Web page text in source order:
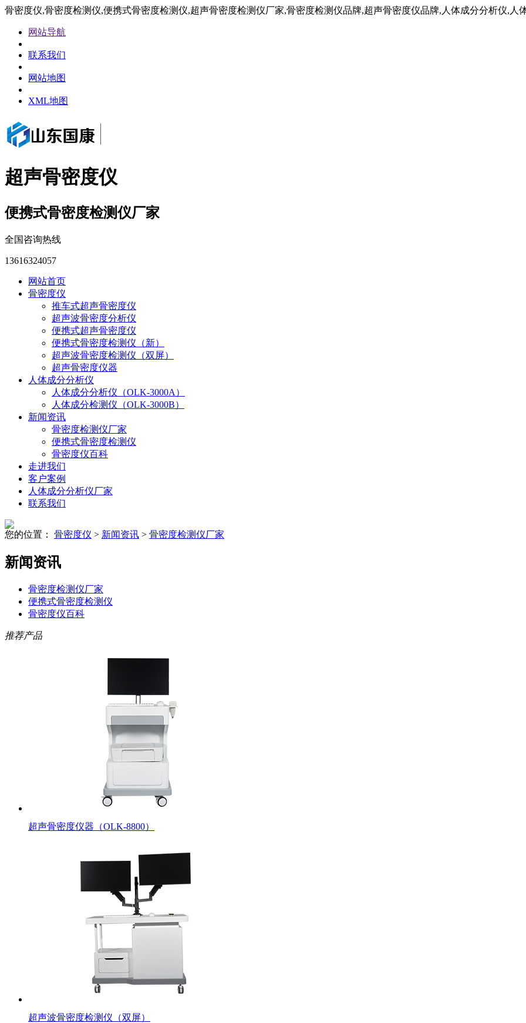
骨密度仪,骨密度检测仪,便携式骨密度检测仪,超声骨密度检测仪厂家,骨密度检测仪品牌,超声骨密度仪品牌,人体成分分析仪,人
网站导航
联系我们
网站地图
XML地图
超声骨密度仪
便携式骨密度检测仪厂家
全国咨询热线
13616324057
网站首页
骨密度仪
推车式超声骨密度仪
超声波骨密度分析仪
便携式超声骨密度仪
便携式骨密度检测仪（新）
超声波骨密度检测仪（双屏）
超声骨密度仪器
人体成分分析仪
人体成分分析仪（OLK-3000A）
人体成分检测仪（OLK-3000B）
新闻资讯
骨密度检测仪厂家
便携式骨密度检测仪
骨密度仪百科
走进我们
客户案例
人体成分分析仪厂家
联系我们
您的位置： 骨密度仪 > 新闻资讯 > 骨密度检测仪厂家
新闻资讯
骨密度检测仪厂家
便携式骨密度检测仪
骨密度仪百科
推荐产品
超声骨密度仪器（OLK-8800）
超声波骨密度检测仪（双屏）